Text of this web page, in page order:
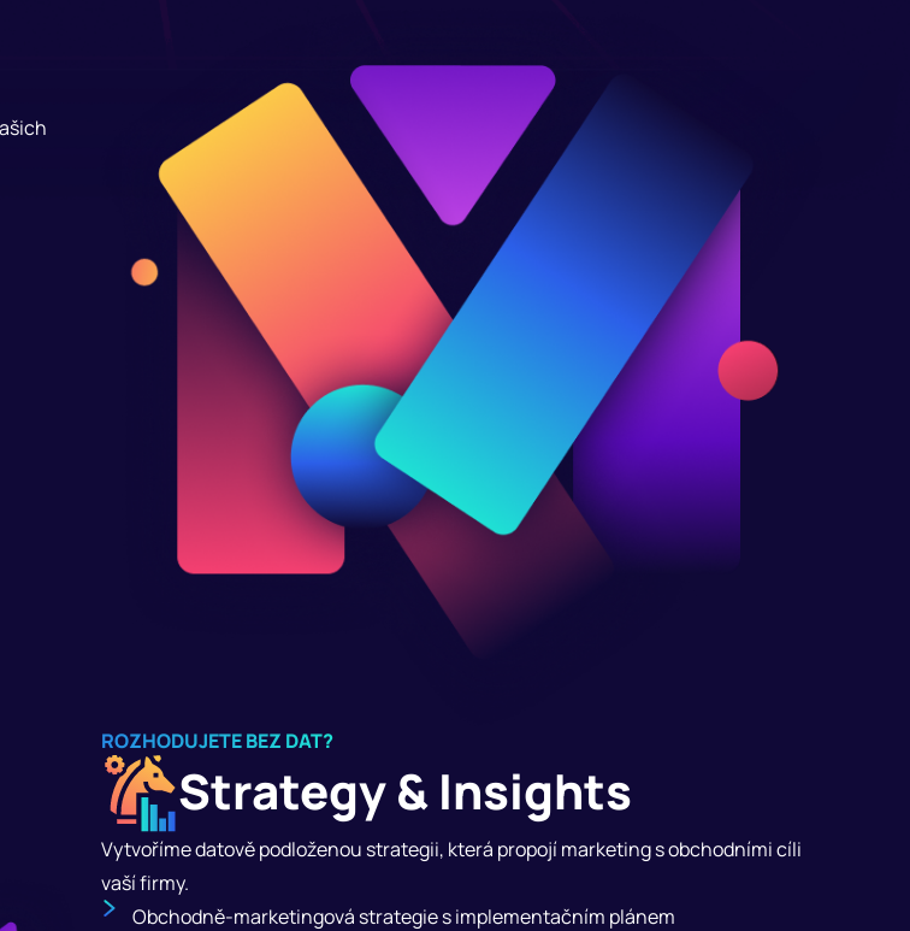
ROZHODUJETE BEZ DAT?
Strategy & Insights
Vytvoříme datově podloženou strategii, která propojí marketing s obchodními cíli
vaší firmy.
Obchodně-marketingová strategie s implementačním plánem